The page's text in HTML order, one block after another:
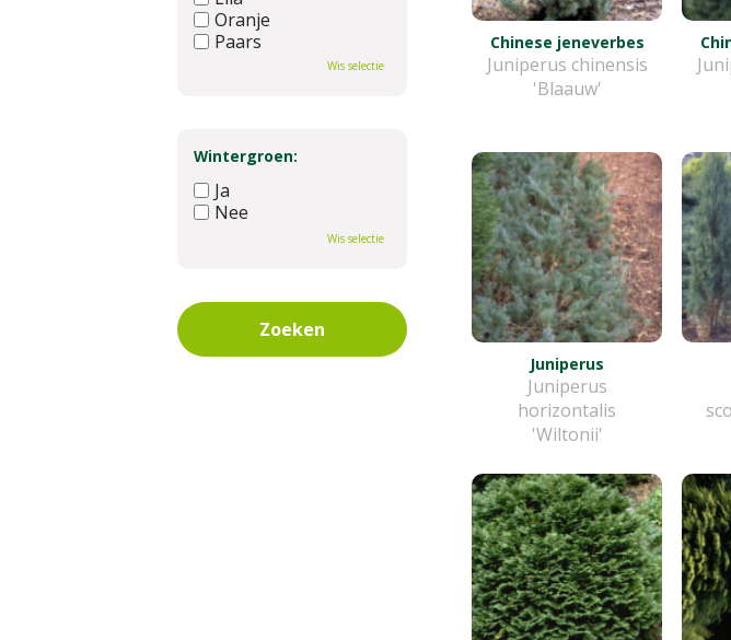
Chinese jeneverbes
Juniperus chinensis
'Blaauw'
Juniperus
Juniperus
horizontalis
'Wiltonii'
Oranje
Paars
Wis selectie
Wintergroen:
Ja
Nee
Wis selectie